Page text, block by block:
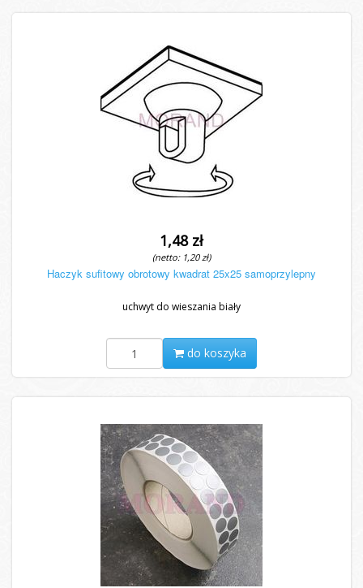
1,48 zł
(netto: 1,20 zł)
Haczyk sufitowy obrotowy kwadrat 25x25 samoprzylepny
uchwyt do wieszania biały
do koszyka